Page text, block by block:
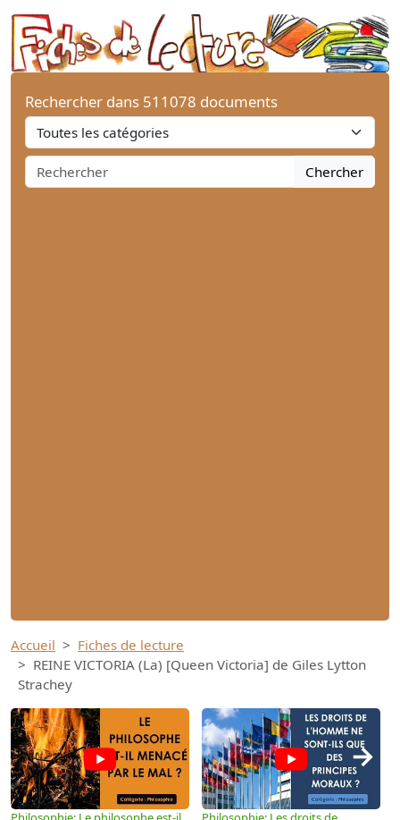
Rechercher dans 511078 documents
Chercher
Accueil
Fiches de lecture
REINE VICTORIA (La) [Queen Victoria] de Giles Lytton
Strachey
→